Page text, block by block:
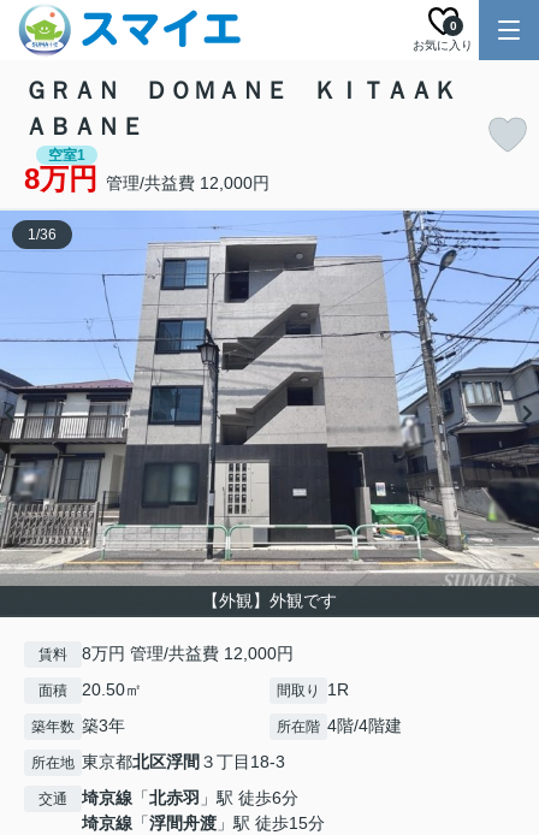
お気に入り
0
ＧＲＡＮ ＤＯＭＡＮＥ ＫＩＴＡＡＫ
ＡＢＡＮＥ
空室1
8万円 管理/共益費 12,000円
【外観】外観です
1/36
賃料 8万円 管理/共益費 12,000円
面積 20.50㎡ 間取り 1R
築年数 築3年 所在階 4階/4階建
所在地 東京都北区浮間 ３丁目18-3
交通 埼京線 「北赤羽 」駅 徒歩6分
埼京線 「浮間舟渡 」駅 徒歩15分